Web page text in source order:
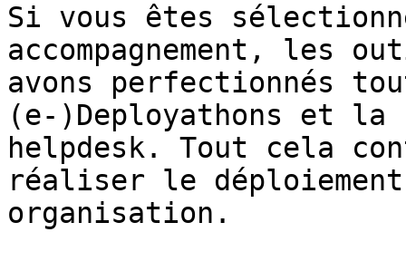
Si vous êtes
accompagnement, les
avons perfectionnés
(e-)Deployathons et la
helpdesk. Tout cela
réaliser le
organisation.